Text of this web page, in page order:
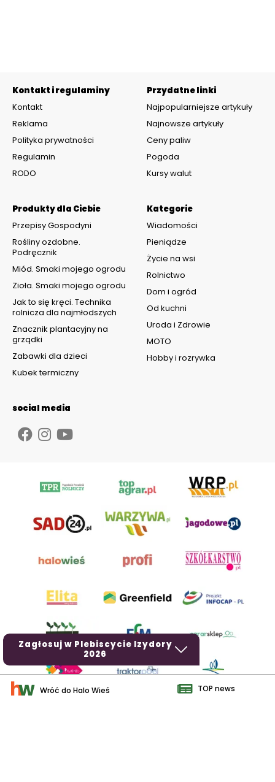
Zagłosuj w Plebiscycie Izydory
2026
Kontakt i regulaminy
Kontakt
Reklama
Polityka prywatności
Regulamin
RODO
Kategorie
Wiadomości
Pieniądze
Życie na wsi
Rolnictwo
Dom i ogród
Od kuchni
Uroda i Zdrowie
MOTO
Hobby i rozrywka
Produkty dla Ciebie
Przepisy Gospodyni
Rośliny ozdobne.
Podręcznik
Miód. Smaki mojego ogrodu
Zioła. Smaki mojego ogrodu
Jak to się kręci. Technika
rolnicza dla najmłodszych
Znacznik plantacyjny na
grządki
Zabawki dla dzieci
Kubek termiczny
Przydatne linki
Najpopularniejsze artykuły
Najnowsze artykuły
Ceny paliw
Pogoda
Kursy walut
social media
Wróć do Halo Wieś TOP news